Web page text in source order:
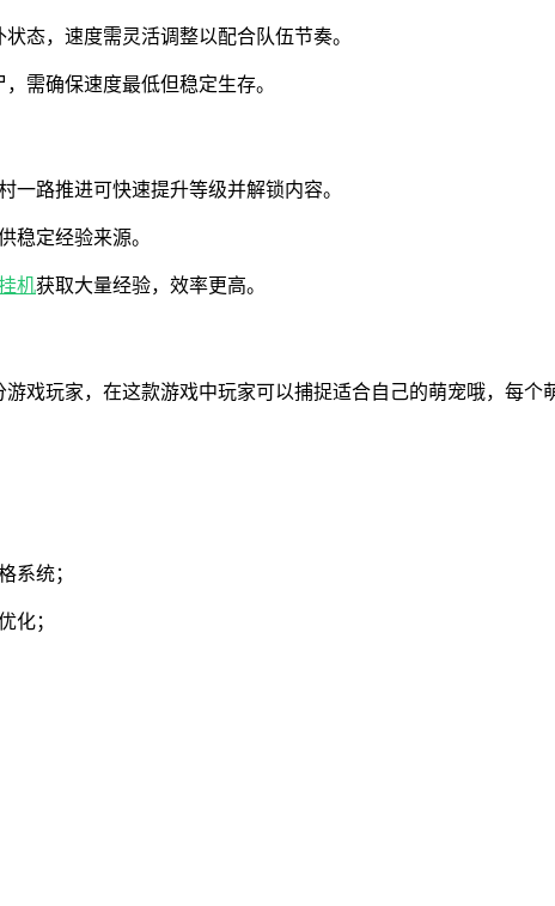
态，速度需灵活调整以配合队伍节奏。
需确保速度最低但稳定生存。
一路推进可快速提升等级并解锁内容。
稳定经验来源。
机获取大量经验，效率更高。
戏玩家，在这款游戏中玩家可以捕捉适合自己的萌宠哦，每
系统；
化；